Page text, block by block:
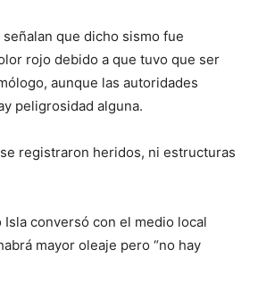
señalan que dicho sismo fue
rojo debido a que tuvo que ser
aunque las autoridades
peligrosidad alguna.
registraron heridos, ni estructuras
Isla conversó con el medio local
mayor oleaje pero “no hay